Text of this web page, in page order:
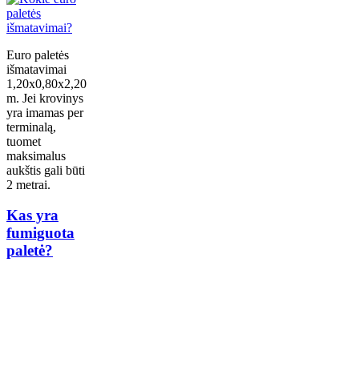
Euro paletės
išmatavimai
1,20x0,80x2,20
m. Jei krovinys
yra imamas per
terminalą,
tuomet
maksimalus
aukštis gali būti
2 metrai.
Kas yra
fumiguota
paletė?